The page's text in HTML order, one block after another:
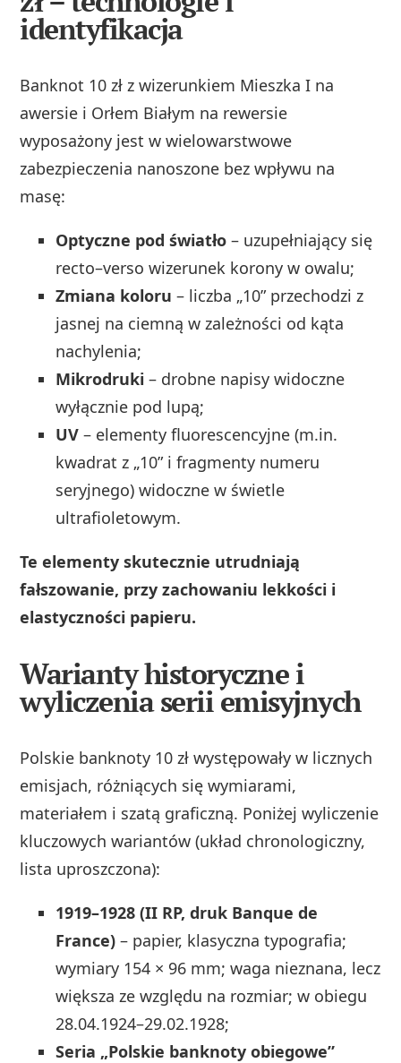
identyfikacja
Banknot 10 zł z wizerunkiem Mieszka I na
awersie i Orłem Białym na rewersie
wyposażony jest w wielowarstwowe
zabezpieczenia nanoszone bez wpływu na
masę:
Optyczne pod światło – uzupełniający się
recto–verso wizerunek korony w owalu;
Zmiana koloru – liczba „10” przechodzi z
jasnej na ciemną w zależności od kąta
nachylenia;
Mikrodruki – drobne napisy widoczne
wyłącznie pod lupą;
UV – elementy fluorescencyjne (m.in.
kwadrat z „10” i fragmenty numeru
seryjnego) widoczne w świetle
ultrafioletowym.
Te elementy skutecznie utrudniają
fałszowanie, przy zachowaniu lekkości i
elastyczności papieru.
Warianty historyczne i
wyliczenia serii emisyjnych
Polskie banknoty 10 zł występowały w licznych
emisjach, różniących się wymiarami,
materiałem i szatą graficzną. Poniżej wyliczenie
kluczowych wariantów (układ chronologiczny,
lista uproszczona):
1919–1928 (II RP, druk Banque de
France) – papier, klasyczna typografia;
wymiary 154 × 96 mm; waga nieznana, lecz
większa ze względu na rozmiar; w obiegu
28.04.1924–29.02.1928;
Seria „Polskie banknoty obiegowe”